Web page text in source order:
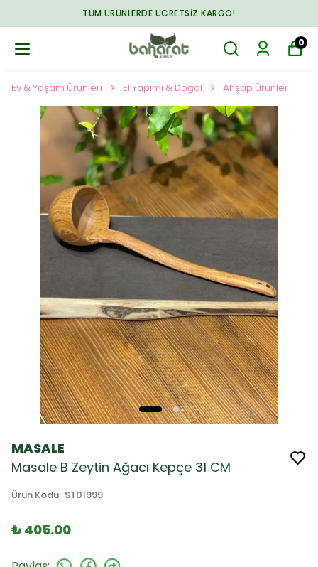
TÜM ÜRÜNLERDE ÜCRETSIZ KARGO!
0
Ev & Yaşam Ürünleri El Yapımı & Doğal Ahşap Ürünler
MASALE
Masale B Zeytin Ağacı Kepçe 31 CM
Ürün Kodu: ST01999
₺ 405.00